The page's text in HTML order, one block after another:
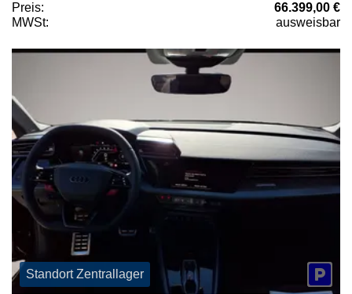
Preis:
66.399,00 €
MWSt:
ausweisbar
Standort Zentrallager